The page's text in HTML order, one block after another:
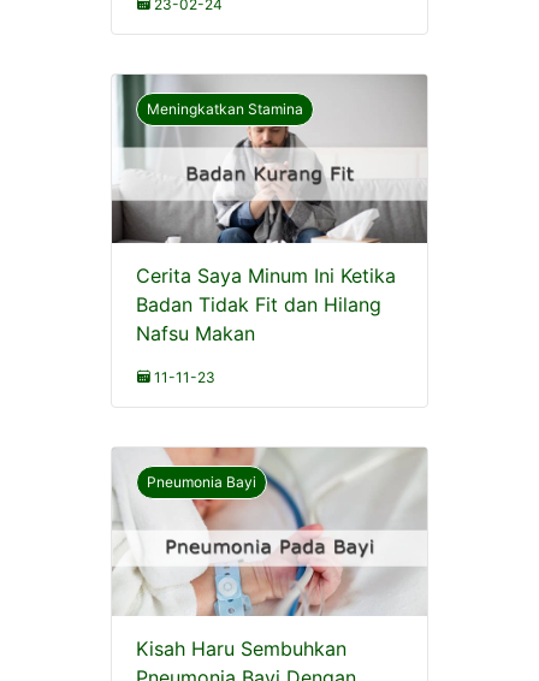
23-02-24
Meningkatkan Stamina
Cerita Saya Minum Ini Ketika
Badan Tidak Fit dan Hilang
Nafsu Makan
11-11-23
Pneumonia Bayi
Kisah Haru Sembuhkan